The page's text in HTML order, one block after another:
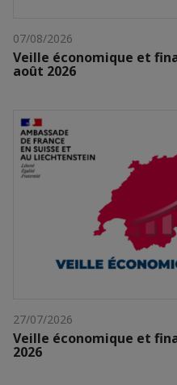
07/08/2026
Veille économique et
août 2026
27/07/2026
Veille économique et
2026